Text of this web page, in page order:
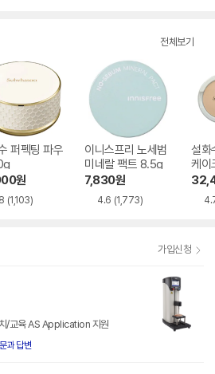
전체보기
퍼펙팅 파우
원
(1,103)
이니스프리 노세범
미네랄 팩트 8.5g
7,830원
4.6 (1,773)
설화
케이
가입신청
/교육 AS Application 지원
과 답변